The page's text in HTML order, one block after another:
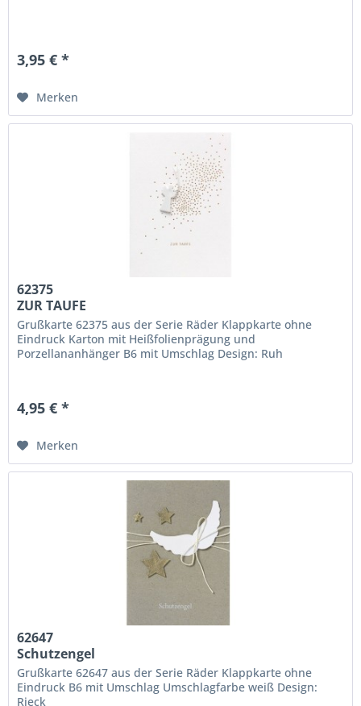
3,95 € *
Merken
62375
ZUR TAUFE
Grußkarte 62375 aus der Serie Räder Klappkarte ohne
Eindruck Karton mit Heißfolienprägung und
Porzellananhänger B6 mit Umschlag Design: Ruh
4,95 € *
Merken
62647
Schutzengel
Grußkarte 62647 aus der Serie Räder Klappkarte ohne
Eindruck B6 mit Umschlag Umschlagfarbe weiß Design:
Rieck